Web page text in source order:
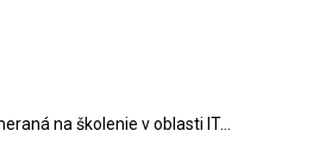
na školenie v oblasti IT...